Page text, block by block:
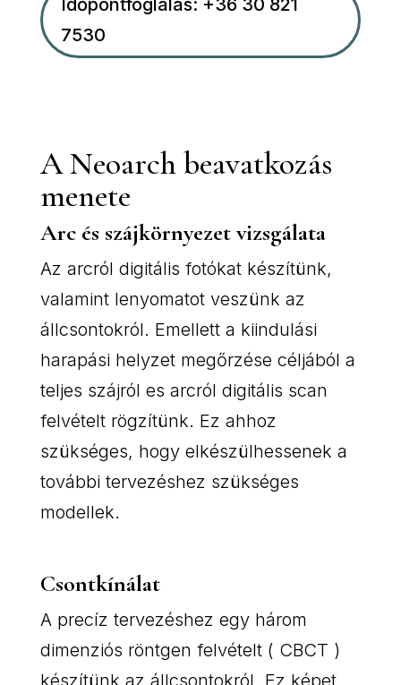
Időpontfoglalás: +36 30 821
7530
A Neoarch beavatkozás
menete
Arc és szájkörnyezet vizsgálata
Az arcról digitális fotókat készítünk,
valamint lenyomatot veszünk az
állcsontokról. Emellett a kiindulási
harapási helyzet megőrzése céljából a
teljes szájról es arcról digitális scan
felvételt rögzítünk. Ez ahhoz
szükséges, hogy elkészülhessenek a
további tervezéshez szükséges
modellek.
Csontkínálat
A precíz tervezéshez egy három
dimenziós röntgen felvételt ( CBCT )